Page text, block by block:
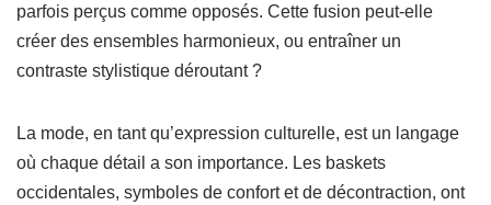
parfois perçus comme opposés. Cette fusion peut-elle
créer des ensembles harmonieux, ou entraîner un
contraste stylistique déroutant ?
La mode, en tant qu’expression culturelle, est un langage
où chaque détail a son importance. Les baskets
occidentales, symboles de confort et de décontraction, ont